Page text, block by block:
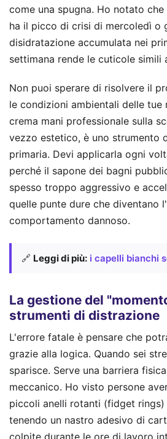
come una spugna. Ho notato
ha il picco di crisi di mercoledì o
disidratazione accumulata nei
settimana rende le cuticole simili
Non puoi sperare di risolvere il
le condizioni ambientali delle tue
crema mani professionale sulla
vezzo estetico, è uno strumento
primaria. Devi applicarla ogni
perché il sapone dei bagni
spesso troppo aggressivo e
quelle punte dure che diventano
comportamento dannoso.
🔗 Leggi di più: i capelli bianchi
La gestione del
strumenti di distrazione
L'errore fatale è pensare che
grazie alla logica. Quando sei
sparisce. Serve una barriera
meccanico. Ho visto persone
piccoli anelli rotanti (fidget rings)
tenendo un nastro adesivo di